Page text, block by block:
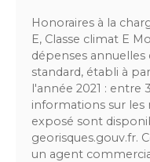
Honoraires à la
E, Classe climat E
dépenses
standard, établi à
l'année 2021 : entre
informations sur les
exposé sont
georisques.gouv.fr.
un agent